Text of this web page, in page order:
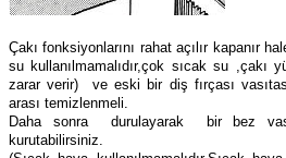
Çakı fonksiyonlarını rahat açılır kapanır
su kullanılmamalıdır,çok sıcak su ,çakı
zarar verir) ve eski bir diş fırçası
arası temizlenmeli.
Daha sonra durulayarak bir bez
kurutabilirsiniz.